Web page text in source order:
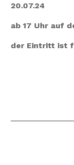
20.07.24
ab 17 Uhr auf
der Eintritt ist